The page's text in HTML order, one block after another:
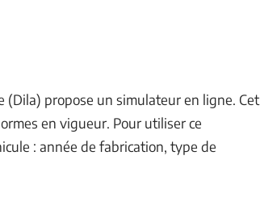
propose un simulateur en ligne. Cet
en vigueur. Pour utiliser ce
: année de fabrication, type de